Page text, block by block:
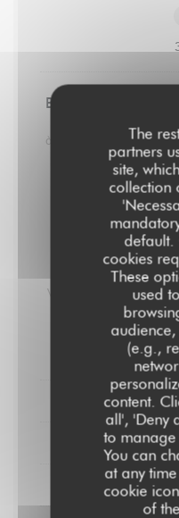
The
partners
site,
collection
default.
cookies
These
used
(e.g.,
content.
all', 'Deny
to manage
You can
at any
cookie
of
Beurre de
à l'unité cookies au
Vins Biologiques /